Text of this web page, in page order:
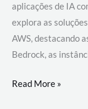
aplicações de IA
explora as
AWS, destacando
Bedrock, as
Utilizando
Read More »